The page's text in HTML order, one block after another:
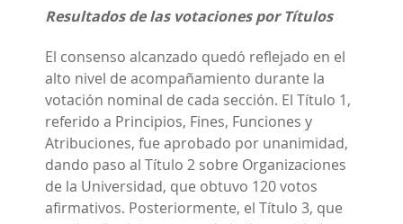
Resultados de las votaciones por Títulos
El consenso alcanzado quedó reflejado en el
alto nivel de acompañamiento durante la
votación nominal de cada sección. El Título 1,
referido a Principios, Fines, Funciones y
Atribuciones, fue aprobado por unanimidad,
dando paso al Título 2 sobre Organizaciones
de la Universidad, que obtuvo 120 votos
afirmativos. Posteriormente, el Título 3, que